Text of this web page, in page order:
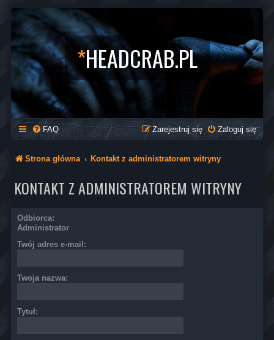
*HEADCRAB.PL
FAQ Zaloguj się
Zarejestruj się
Strona główna Kontakt z administratorem witryny
KONTAKT Z ADMINISTRATOREM WITRYNY
Odbiorca:
Administrator
Twój adres e-mail:
Twoja nazwa:
Tytuł: